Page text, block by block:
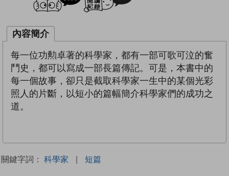
內容簡介
每一位功勲卓著的科學家，都有一部可歌可泣的奮
鬥史，都可以寫成一部長篇傳記。可是，本書中的
每一個故事，卻只是截取科學家一生中的某個光彩
照人的片斷，以短小的篇幅簡介科學家們的成功之
道。
關鍵字詞： 科學家 | 短篇